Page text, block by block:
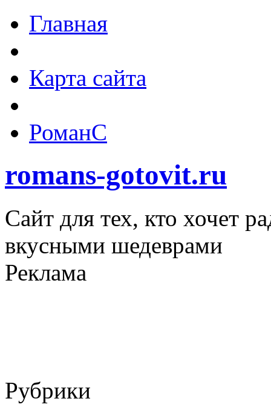
Главная
Карта сайта
РоманС
romans-gotovit.ru
Сайт для тех, кто хочет
вкусными шедеврами
Реклама
Рубрики